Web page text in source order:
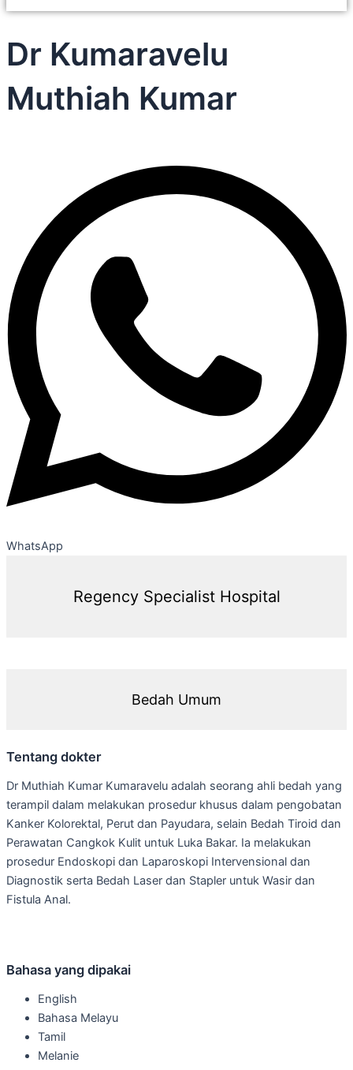
Dr Kumaravelu
Muthiah Kumar
WhatsApp
Regency Specialist Hospital
Bedah Umum
Tentang dokter
Dr Muthiah Kumar Kumaravelu adalah seorang ahli bedah yang
terampil dalam melakukan prosedur khusus dalam pengobatan
Kanker Kolorektal, Perut dan Payudara, selain Bedah Tiroid dan
Perawatan Cangkok Kulit untuk Luka Bakar. Ia melakukan
prosedur Endoskopi dan Laparoskopi Intervensional dan
Diagnostik serta Bedah Laser dan Stapler untuk Wasir dan
Fistula Anal.
Bahasa yang dipakai
English
Bahasa Melayu
Tamil
Melanie